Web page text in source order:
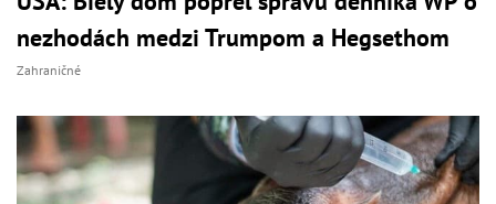
nezhodách medzi Trumpom a Hegsethom
Zahraničné